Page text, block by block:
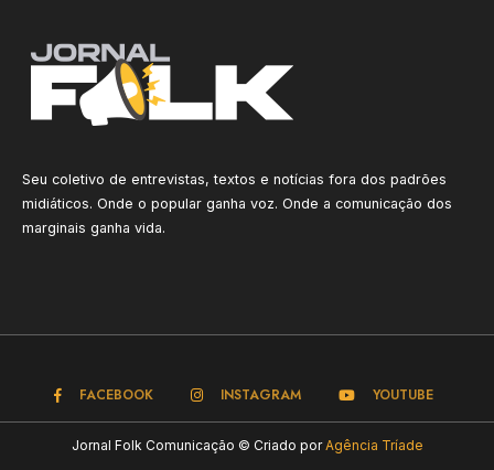
Seu coletivo de entrevistas, textos e notícias fora dos padrões
midiáticos. Onde o popular ganha voz. Onde a comunicação dos
marginais ganha vida.
FACEBOOK INSTAGRAM YOUTUBE
Jornal Folk Comunicação © Criado por Agência Tríade